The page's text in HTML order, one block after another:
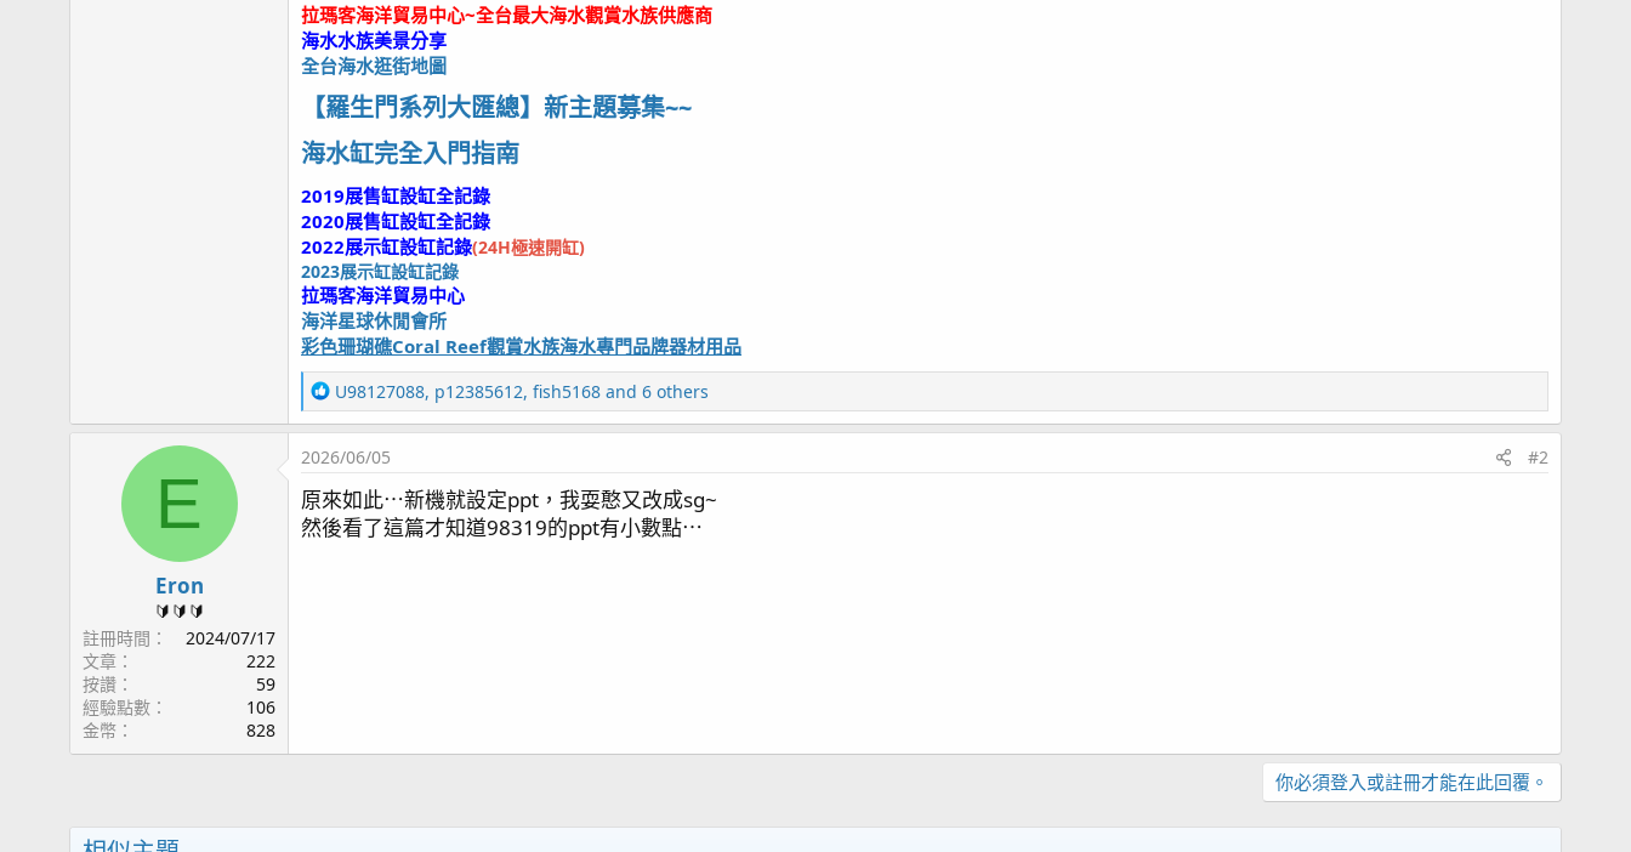
拉瑪客海洋貿易中心~全台最大海水觀賞水族供應商
海水水族美景分享
全台海水逛街地圖
【羅生門系列大匯總】新主題募集~~
海水缸完全入門指南
2019展售缸設缸全記錄
2020展售缸設缸全記錄
2022展示缸設缸記錄(24H極速開缸)
2023展示缸設缸記錄
拉瑪客海洋貿易中心
海洋星球休閒會所
彩色珊瑚礁Coral Reef觀賞水族海水專門品牌器材用品
R
e
a
c
i
o
U98127088, p12385612, fish5168 and 6 others
E
Eron
🔰🔰🔰
註冊時間
2024/07/17
文章
222
按讚
59
經驗點數
106
金幣
828
2026/06/05 #2
原來如此⋯新機就設定ppt，我耍憨又改成sg~
然後看了這篇才知道98319的ppt有小數點⋯
你必須登入或註冊才能在此回覆。